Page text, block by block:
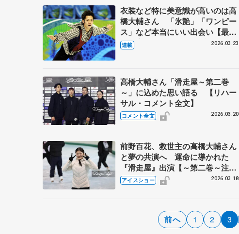
衣装など特に美意識が高いのは高
橋大輔さん 「氷艶」「ワンピー
ス」など本当にいい出会い【最終
回・宮本賢二 表現の設計図】
連載 2026.03.23
高橋大輔さん「滑走屋～第二巻
～」に込めた思い語る 【リハー
サル・コメント全文】
コメント全文 2026.03.20
前野百花、救世主の高橋大輔さん
と夢の共演へ 運命に導かれた
『滑走屋』出演【～第二巻～注目
スケーター④】
アイスショー 2026.03.18
前へ 1 2 3